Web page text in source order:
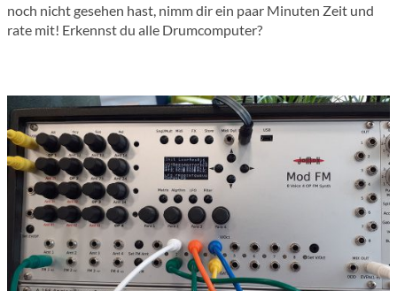
noch nicht gesehen hast, nimm dir ein paar Minuten Zeit und
rate mit! Erkennst du alle Drumcomputer?